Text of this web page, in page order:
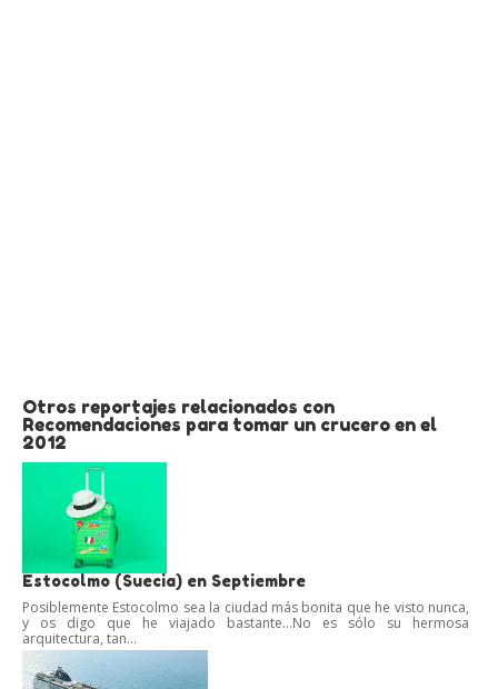
Otros reportajes relacionados con
Recomendaciones para tomar un crucero en el
2012
Estocolmo (Suecia) en Septiembre
Posiblemente Estocolmo sea la ciudad más bonita que he visto nunca,
y os digo que he viajado bastante…No es sólo su hermosa
arquitectura, tan...